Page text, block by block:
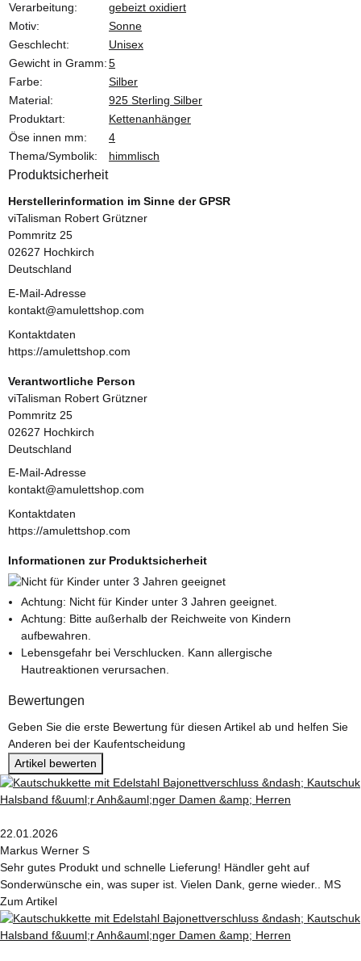
Produkteigenschaft
Wert
Verarbeitung:
gebeizt oxidiert
Motiv:
Sonne
Geschlecht:
Unisex
Gewicht in Gramm:5
Farbe:
Silber
Material:
925 Sterling Silber
Produktart:
Kettenanhänger
Öse innen mm:
4
Thema/Symbolik:
himmlisch
Produktsicherheit
Herstellerinformation im Sinne der GPSR
viTalisman Robert Grützner
Pommritz 25
02627 Hochkirch
Deutschland
E-Mail-Adresse
kontakt@amulettshop.com
Kontaktdaten
https://amulettshop.com
Verantwortliche Person
viTalisman Robert Grützner
Pommritz 25
02627 Hochkirch
Deutschland
E-Mail-Adresse
kontakt@amulettshop.com
Kontaktdaten
https://amulettshop.com
Informationen zur Produktsicherheit
Achtung: Nicht für Kinder unter 3 Jahren geeignet.
Achtung: Bitte außerhalb der Reichweite von Kindern
aufbewahren.
Lebensgefahr bei Verschlucken. Kann allergische
Hautreaktionen verursachen.
Bewertungen
Geben Sie die erste Bewertung für diesen Artikel ab und helfen Sie
Anderen bei der Kaufentscheidung
Artikel bewerten
22.01.2026
Markus Werner S
Sehr gutes Produkt und schnelle Lieferung! Händler geht auf
Sonderwünsche ein, was super ist. Vielen Dank, gerne wieder.. MS
Zum Artikel